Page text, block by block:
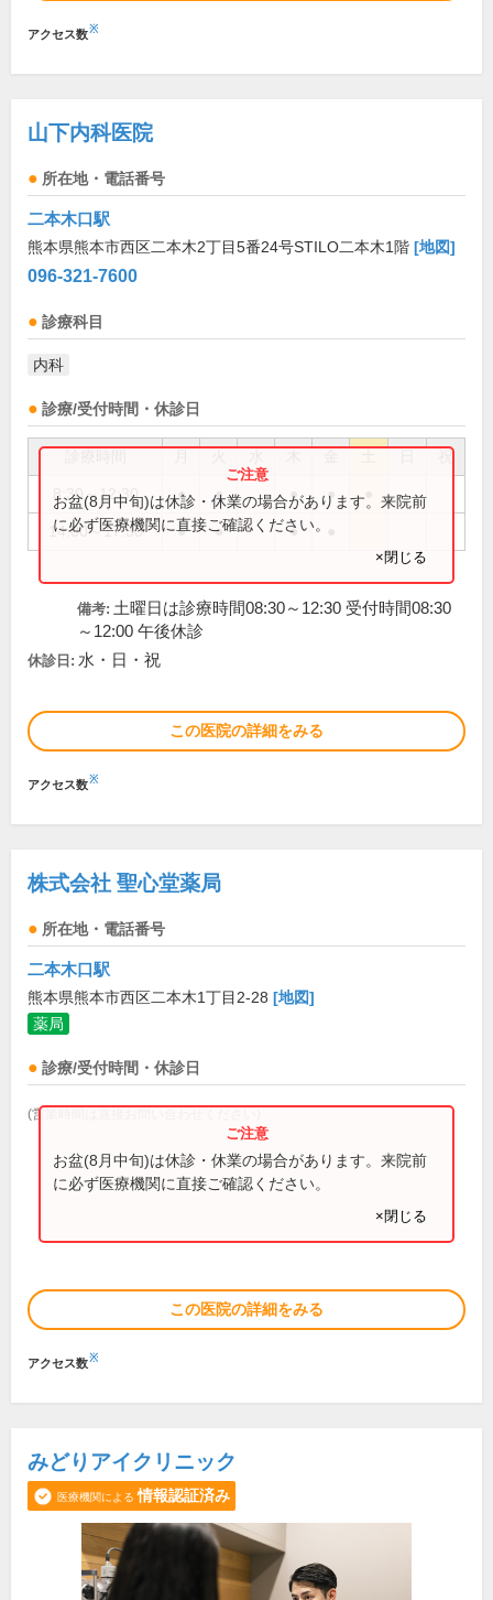
アクセス数※
山下内科医院
所在地・電話番号
二本木口駅
熊本県熊本市西区二本木2丁目5番24号STILO二本木1階 [地図]
096-321-7600
診療科目
内科
診療/受付時間・休診日
祝
8:30～12:30 ● ● ● ●
14:00～17:30 ● ● ●
お盆(8月中旬)は休診・休業の場合があります。来院前
に必ず医療機関に直接ご確認ください。
×閉じる
備考: 土曜日は診療時間08:30～12:30 受付時間08:30
～12:00 午後休診
休診日: 水・日・祝
この医院の詳細をみる
アクセス数※
株式会社 聖心堂薬局
所在地・電話番号
二本木口駅
熊本県熊本市西区二本木1丁目2-28 [地図]
薬局
診療/受付時間・休診日
(営業時間は直接お問い合わせください)
お盆(8月中旬)は休診・休業の場合があります。来院前
に必ず医療機関に直接ご確認ください。
×閉じる
この医院の詳細をみる
アクセス数※
みどりアイクリニック
医療機関による 情報認証済み